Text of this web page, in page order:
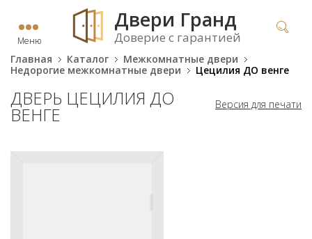
Меню
Двери Гранд
Доверие с гарантией
Главная Каталог
Межкомнатные двери
Недорогие межкомнатные двери
Цецилия ДО венге
Версия для печати
ДВЕРЬ ЦЕЦИЛИЯ ДО
ВЕНГЕ